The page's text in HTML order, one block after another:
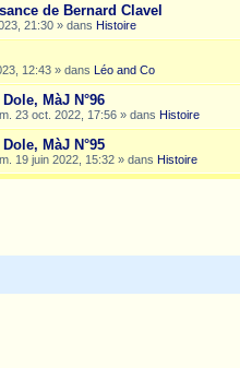
de Bernard Clavel
21:30 » dans Histoire
12:43 » dans Léo and Co
MàJ N°96
23 oct. 2022, 17:56 » dans Histoire
MàJ N°95
19 juin 2022, 15:32 » dans Histoire